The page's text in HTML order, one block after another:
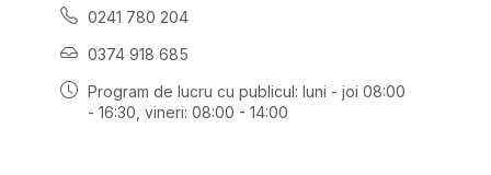
0241 780 204
0374 918 685
Program de lucru cu publicul: luni - joi 08:00
- 16:30 , vineri: 08:00 - 14:00